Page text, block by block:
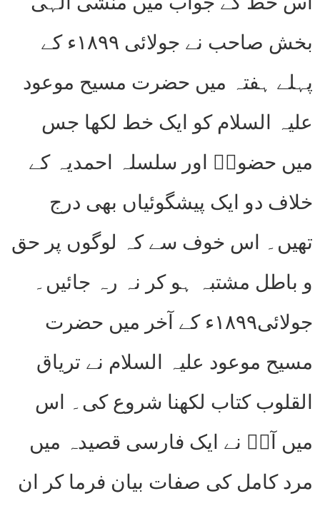
بخش صاحب نے جولائی ۱۸۹۹ء کے
پہلے ہفتہ میں حضرت مسیح موعود
علیہ السلام کو ایک خط لکھا جس
میں حضورؑ اور سلسلہ احمدیہ کے
خلاف دو ایک پیشگوئیاں بھی درج
تھیں۔ اس خوف سے کہ لوگوں پر حق
و باطل مشتبہ ہو کر نہ رہ جائیں۔
جولائی۱۸۹۹ء کے آخر میں حضرت
مسیح موعود علیہ السلام نے تریاق
القلوب کتاب لکھنا شروع کی۔ اس
میں آپؑ نے ایک فارسی قصیدہ میں
مرد کامل کی صفات بیان فرما کر ان